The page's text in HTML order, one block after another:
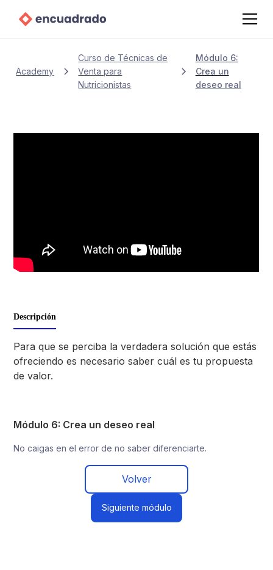
Academy
Curso de Técnicas de
Venta para
Nutricionistas
Módulo 6:
Crea un
deseo real
Módulo 6: Crea un deseo real
No caigas en el error de no saber diferenciarte.
Volver
Siguiente módulo
Descripción
Para que se perciba la verdadera solución que estás
ofreciendo es necesario saber cuál es tu propuesta
de valor.